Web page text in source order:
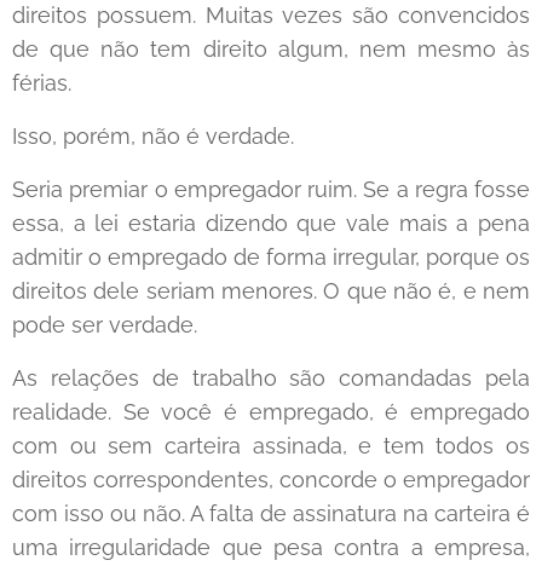
direitos possuem. Muitas vezes são convencidos
de que não tem direito algum, nem mesmo às
férias.
Isso, porém, não é verdade.
Seria premiar o empregador ruim. Se a regra fosse
essa, a lei estaria dizendo que vale mais a pena
admitir o empregado de forma irregular, porque os
direitos dele seriam menores. O que não é, e nem
pode ser verdade.
As relações de trabalho são comandadas pela
realidade. Se você é empregado, é empregado
com ou sem carteira assinada, e tem todos os
direitos correspondentes, concorde o empregador
com isso ou não. A falta de assinatura na carteira é
uma irregularidade que pesa contra a empresa,